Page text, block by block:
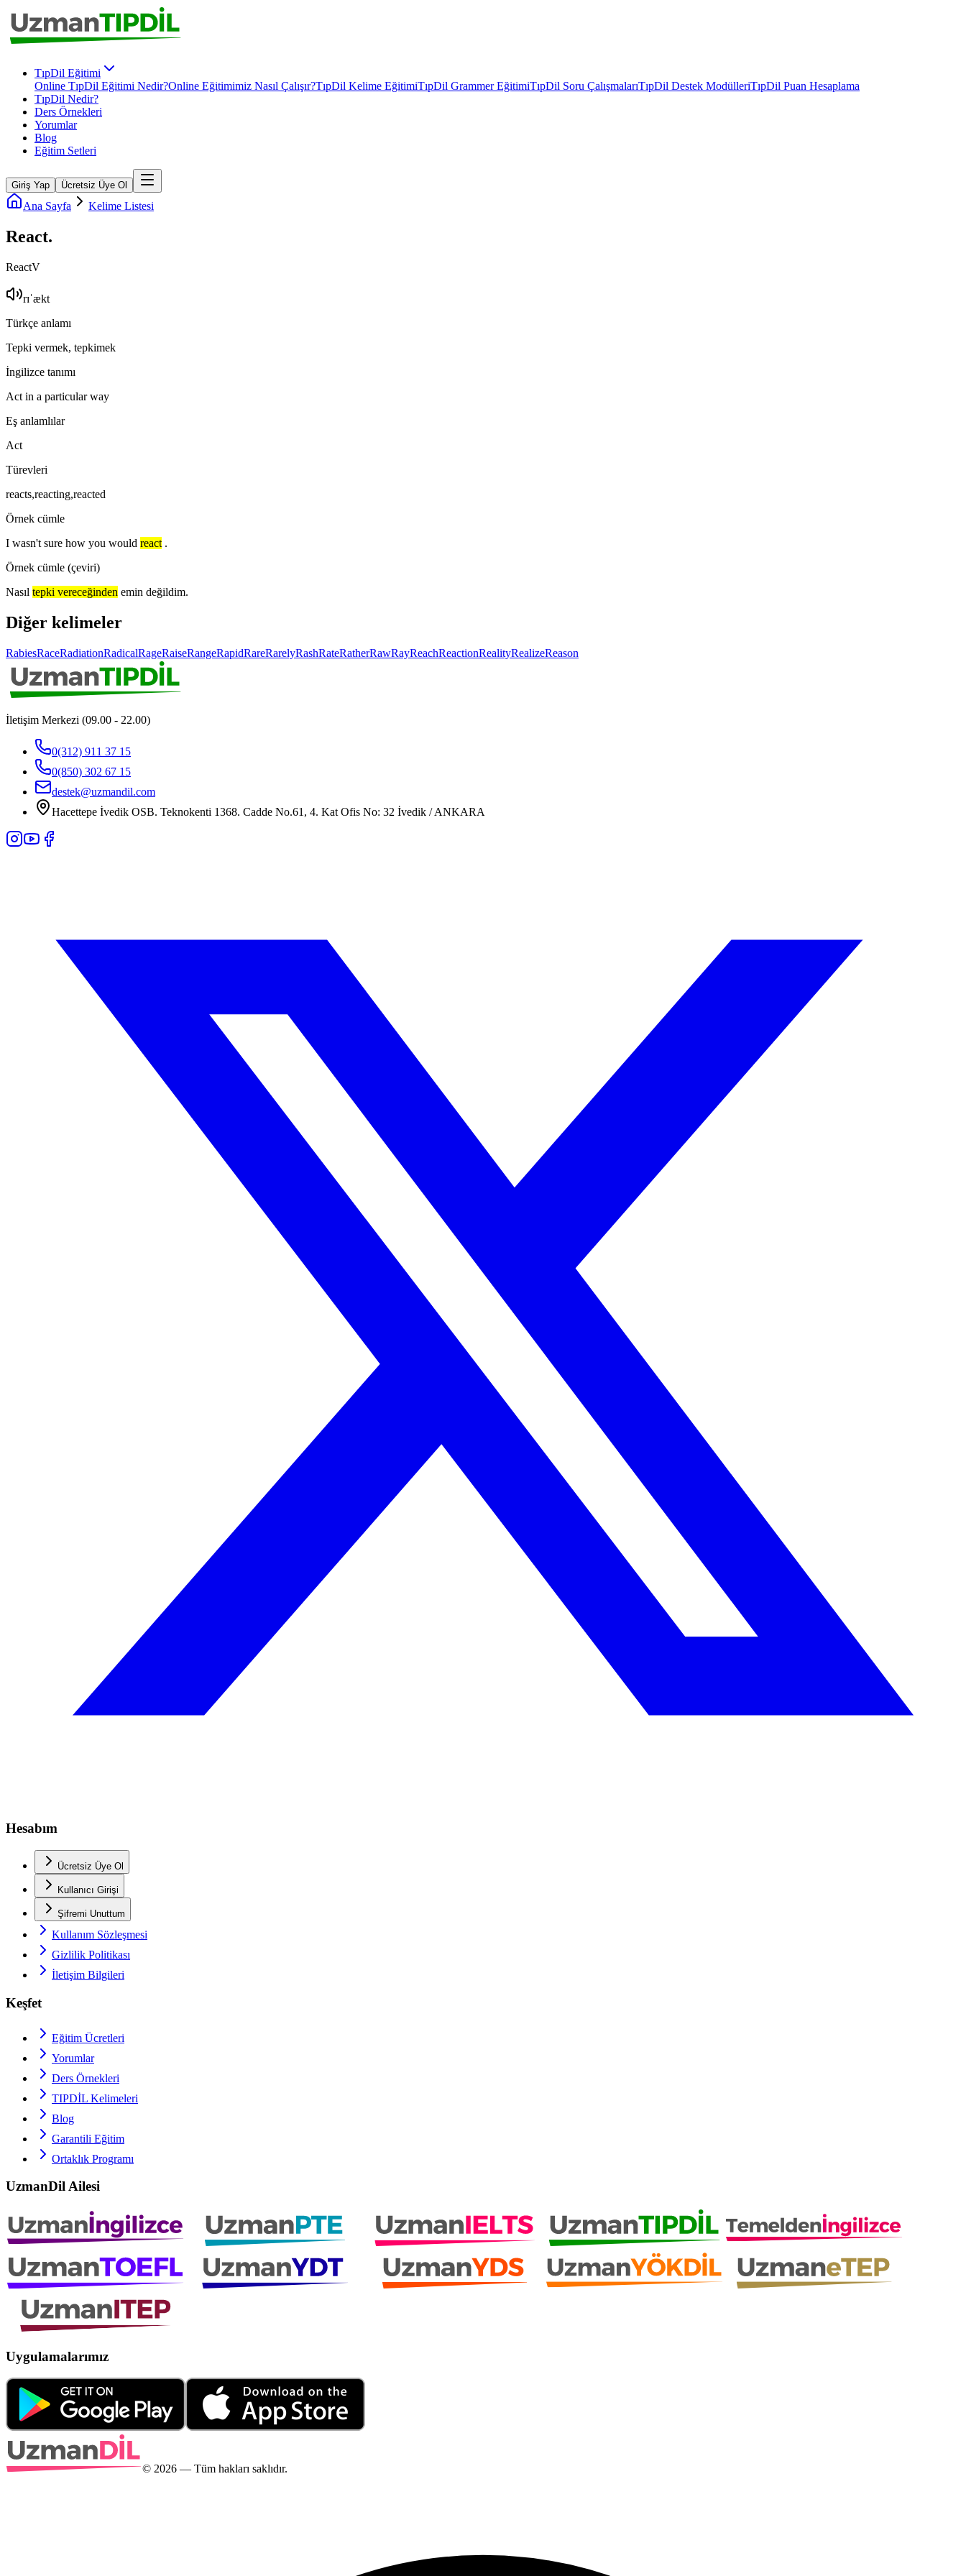
TıpDil Eğitimi
Online TıpDil Eğitimi Nedir?Online Eğitimimiz Nasıl Çalışır?TıpDil Kelime EğitimiTıpDil Grammer EğitimiTıpDil Soru ÇalışmalarıTıpDil Destek ModülleriTıpDil Puan Hesaplama
TıpDil Nedir?
Ders Örnekleri
Yorumlar
Blog
Eğitim Setleri
Giriş Yap Ücretsiz Üye Ol
Ana Sayfa Kelime Listesi
React.
ReactV
rɪˈækt
Türkçe anlamı
Tepki vermek, tepkimek
İngilizce tanımı
Act in a particular way
Eş anlamlılar
Act
Türevleri
reacts,reacting,reacted
Örnek cümle
I wasn't sure how you would react .
Örnek cümle (çeviri)
Nasıl tepki vereceğinden emin değildim.
Diğer kelimeler
RabiesRaceRadiationRadicalRageRaiseRangeRapidRareRarelyRashRateRatherRawRayReachReactionRealityRealizeReason
İletişim Merkezi (09.00 - 22.00)
0(312) 911 37 15
0(850) 302 67 15
destek@uzmandil.com
Hacettepe İvedik OSB. Teknokenti 1368. Cadde No.61, 4. Kat Ofis No: 32 İvedik / ANKARA
Hesabım
Ücretsiz Üye Ol
Kullanıcı Girişi
Şifremi Unuttum
Kullanım Sözleşmesi
Gizlilik Politikası
İletişim Bilgileri
Keşfet
Eğitim Ücretleri
Yorumlar
Ders Örnekleri
TIPDİL Kelimeleri
Blog
Garantili Eğitim
Ortaklık Programı
UzmanDil Ailesi
Uygulamalarımız
© 2026 — Tüm hakları saklıdır.